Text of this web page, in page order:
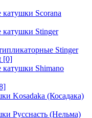
Scorana
Stinger
Stinger
[0]
Shimano
Kosadaka (Косадака)
Русснасть (Нельма)